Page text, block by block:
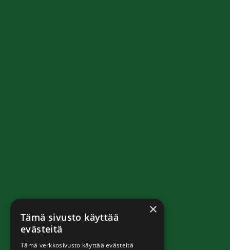
×
Tämä sivusto käyttää
evästeitä
Tämä verkkosivusto käyttää evästeitä